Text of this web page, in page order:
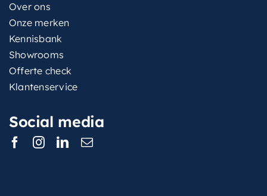
Over ons
Onze merken
Kennisbank
Showrooms
Offerte check
Klantenservice
Social media